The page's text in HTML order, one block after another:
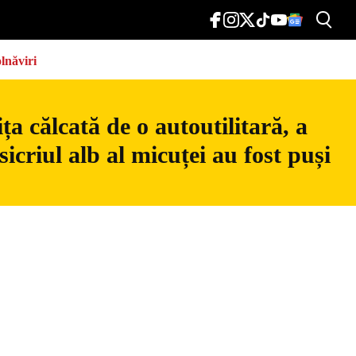
călcată de o autoutilitară, a
alb al micuței au fost puși